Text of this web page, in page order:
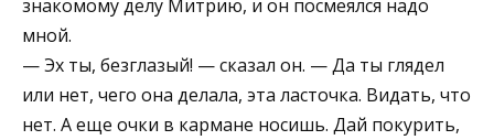
знакомому делу Митрию, и он посмеялся надо
мной.
— Эх ты, безглазый! — сказал он. — Да ты глядел
или нет, чего она делала, эта ласточка. Видать, что
нет. А еще очки в кармане носишь. Дай покурить,